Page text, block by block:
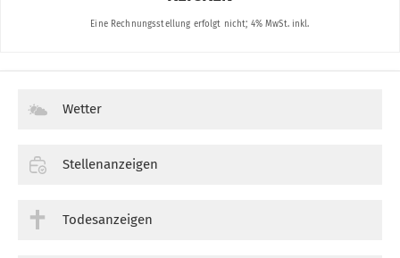
Wetter
Stellenanzeigen
Todesanzeigen